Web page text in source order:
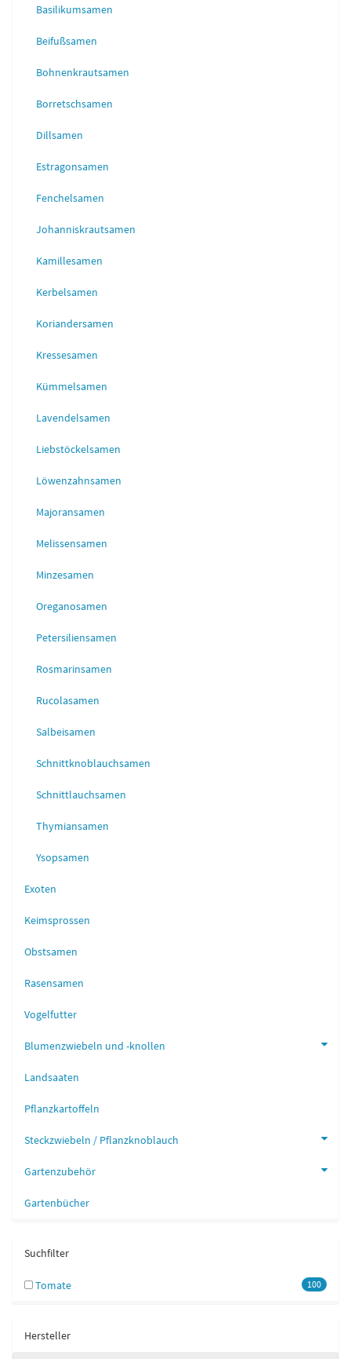
Basilikumsamen
Beifußsamen
Bohnenkrautsamen
Borretschsamen
Dillsamen
Estragonsamen
Fenchelsamen
Johanniskrautsamen
Kamillesamen
Kerbelsamen
Koriandersamen
Kressesamen
Kümmelsamen
Lavendelsamen
Liebstöckelsamen
Löwenzahnsamen
Majoransamen
Melissensamen
Minzesamen
Oreganosamen
Petersiliensamen
Rosmarinsamen
Rucolasamen
Salbeisamen
Schnittknoblauchsamen
Schnittlauchsamen
Thymiansamen
Ysopsamen
Exoten
Keimsprossen
Obstsamen
Rasensamen
Vogelfutter
Blumenzwiebeln und -knollen
Landsaaten
Pflanzkartoffeln
Steckzwiebeln / Pflanzknoblauch
Gartenzubehör
Gartenbücher
Suchfilter
100
Tomate
Hersteller